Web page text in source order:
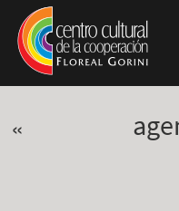
Pasar al contenido principal
Jump to main content
«